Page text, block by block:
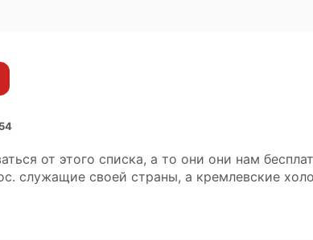
от этого списка, а то они они нам
служащие своей страны, а кремлевские